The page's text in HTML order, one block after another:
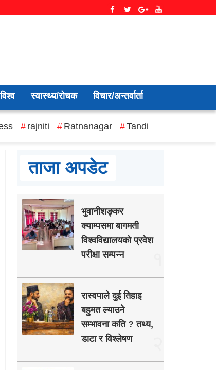
स्वास्थ्य/रोचक विचार/अन्तर्वार्ता
rajniti Ratnanagar Tandi
ताजा अपडेट
भुवानीशङ्कर
क्याम्पसमा बागमती
विश्वविद्यालयको प्रवेश
परीक्षा सम्पन्न
रास्वपाले दुई तिहाइ
बहुमत ल्याउने
सम्भावना कति ? तथ्य,
डाटा र विश्लेषण